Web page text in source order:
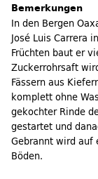
Bemerkungen
In den Bergen
José Luis Carrera
Früchten baut er
Zuckerrohrsaft
Fässern aus
komplett ohne
gekochter Rinde
gestartet und
Gebrannt wird auf
Böden.